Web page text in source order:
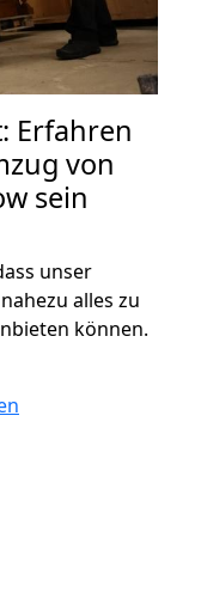
Erfahren
von
sein
unser
alles zu
können.